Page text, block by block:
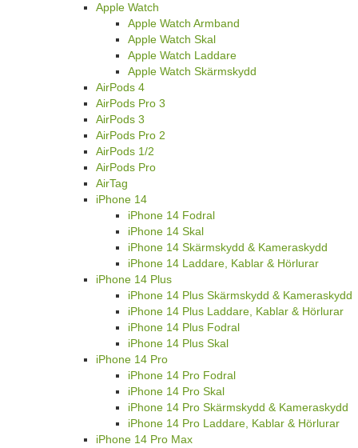
Apple Watch
Apple Watch Armband
Apple Watch Skal
Apple Watch Laddare
Apple Watch Skärmskydd
AirPods 4
AirPods Pro 3
AirPods 3
AirPods Pro 2
AirPods 1/2
AirPods Pro
AirTag
iPhone 14
iPhone 14 Fodral
iPhone 14 Skal
iPhone 14 Skärmskydd & Kameraskydd
iPhone 14 Laddare, Kablar & Hörlurar
iPhone 14 Plus
iPhone 14 Plus Skärmskydd & Kameraskydd
iPhone 14 Plus Laddare, Kablar & Hörlurar
iPhone 14 Plus Fodral
iPhone 14 Plus Skal
iPhone 14 Pro
iPhone 14 Pro Fodral
iPhone 14 Pro Skal
iPhone 14 Pro Skärmskydd & Kameraskydd
iPhone 14 Pro Laddare, Kablar & Hörlurar
iPhone 14 Pro Max